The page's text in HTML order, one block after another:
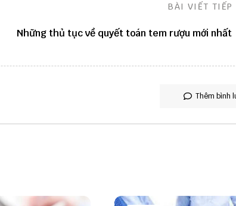
BÀI VIẾT TIẾP
Những thủ tục về quyết toán tem rượu mới nhất
Thêm bình